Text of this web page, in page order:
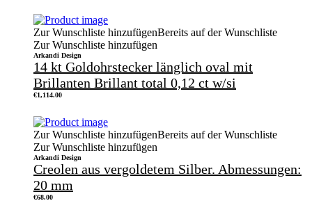
Zur Wunschliste hinzufügenBereits auf der Wunschliste
Zur Wunschliste hinzufügen
Arkandi Design
14 kt Goldohrstecker länglich oval mit
Brillanten Brillant total 0,12 ct w/si
€1,114.00
Zur Wunschliste hinzufügenBereits auf der Wunschliste
Zur Wunschliste hinzufügen
Arkandi Design
Creolen aus vergoldetem Silber. Abmessungen:
20 mm
€68.00